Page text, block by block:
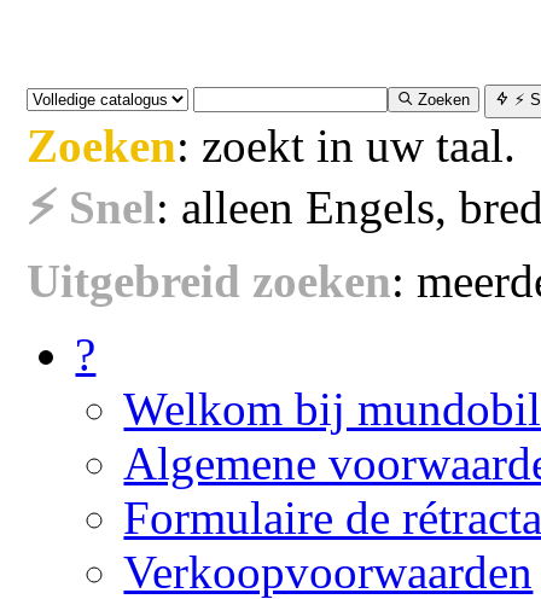
Zoeken ⚡
Zoeken: zoekt in uw taal.
⚡ Snel: alleen Engels,
Uitgebreid zoeken:
?
Welkom bij mundobil
Algemene
Formulaire de
Verkoopvoorwaarden